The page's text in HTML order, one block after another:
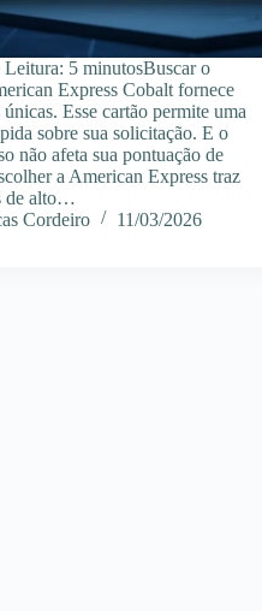
Leitura: 5 minutosBuscar o
Express Cobalt fornece
únicas. Esse cartão permite uma
sobre sua solicitação. E o
não afeta sua pontuação de
a American Express traz
de alto…
Cordeiro
11/03/2026